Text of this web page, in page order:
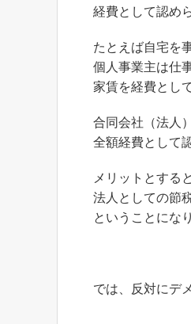
経費として認め
たとえば自宅を
個人事業主は仕
家賃を経費とし
合同会社（法人
全額経費として
メリットとする
法人としての節
ということにな
では、反対にデ